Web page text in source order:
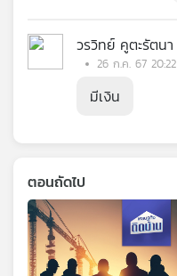
วรวิทย์ คูตะรัตนา
26 ก.ค. 67 20:22
มีเงิน
ตอนถัดไป